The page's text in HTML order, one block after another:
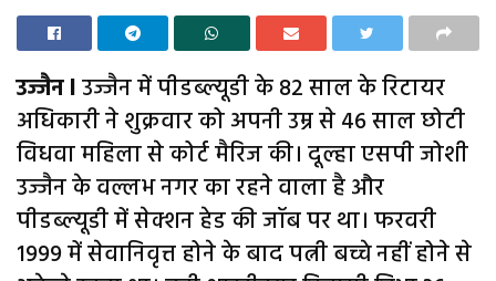
उज्जैन lउज्जैन में पीडब्ल्यूडी के 82 साल के रिटायर
अधिकारी ने शुक्रवार को अपनी उम्र से 46 साल छोटी
विधवा महिला से कोर्ट मैरिज की। दूल्हा एसपी जोशी
उज्जैन के वल्लभ नगर का रहने वाला है और
पीडब्ल्यूडी में सेक्शन हेड की जॉब पर था। फरवरी
1999 में सेवानिवृत्त होने के बाद पत्नी बच्चे नहीं होने से